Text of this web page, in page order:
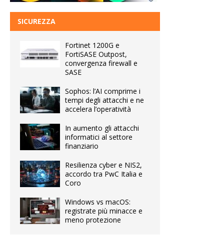
SICUREZZA
Fortinet 1200G e
FortiSASE Outpost,
convergenza firewall e
SASE
Sophos: l’AI comprime i
tempi degli attacchi e ne
accelera l’operatività
In aumento gli attacchi
informatici al settore
finanziario
Resilienza cyber e NIS2,
accordo tra PwC Italia e
Coro
Windows vs macOS:
registrate più minacce e
meno protezione